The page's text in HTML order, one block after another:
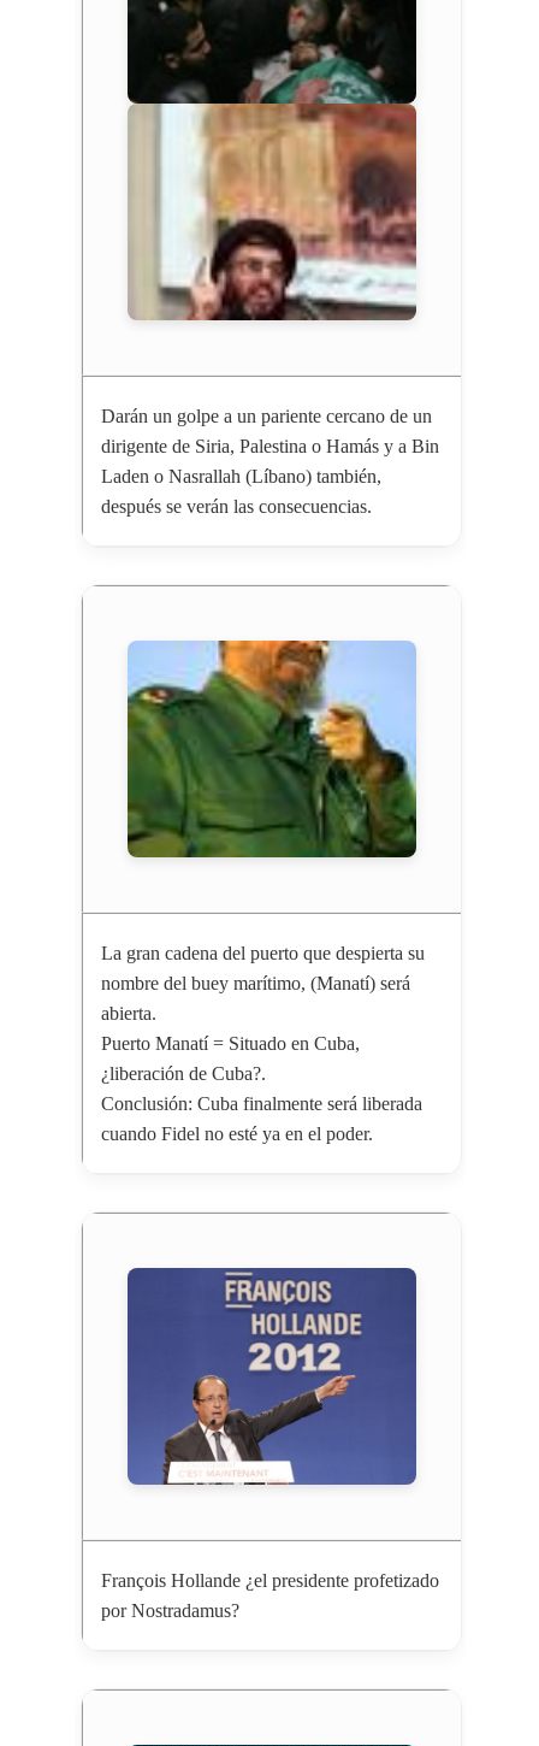
Darán un golpe a un pariente cercano de un
dirigente de Siria, Palestina o Hamás y a Bin
Laden o Nasrallah (Líbano) también,
después se verán las consecuencias.
La gran cadena del puerto que despierta su
nombre del buey marítimo, (Manatí) será
abierta.
Puerto Manatí = Situado en Cuba,
¿liberación de Cuba?.
Conclusión: Cuba finalmente será liberada
cuando Fidel no esté ya en el poder.
François Hollande ¿el presidente profetizado
por Nostradamus?